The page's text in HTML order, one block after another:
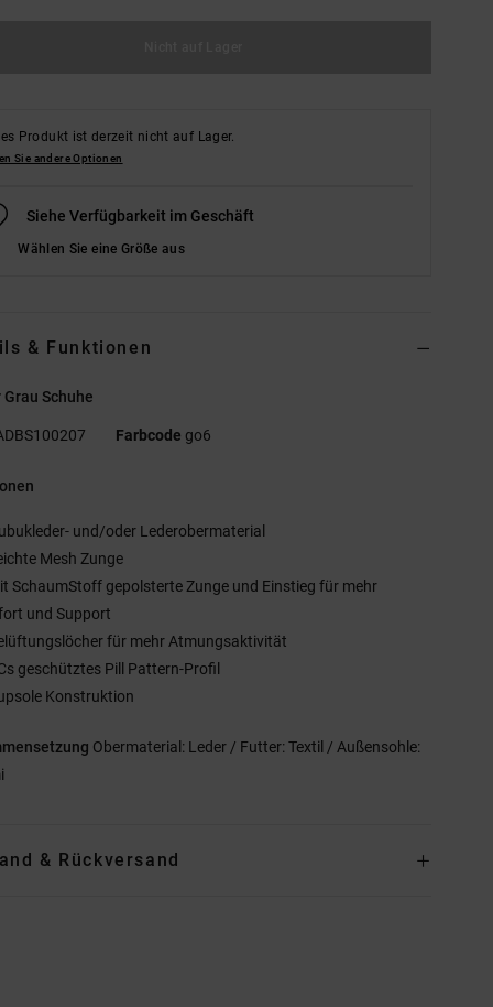
Produkt ist derzeit nicht auf Lager.
Sie andere Optionen
Siehe Verfügbarkeit im Geschäft
Wählen Sie eine Größe aus
& Funktionen
Grau Schuhe
Farbcode go6
und/oder Lederobermaterial
Mesh Zunge
SchaumStoff gepolsterte Zunge und Einstieg für mehr
und Support
für mehr Atmungsaktivität
geschütztes Pill Pattern-Profil
Konstruktion
Obermaterial: Leder / Futter: Textil / Außensohle:
& Rückversand